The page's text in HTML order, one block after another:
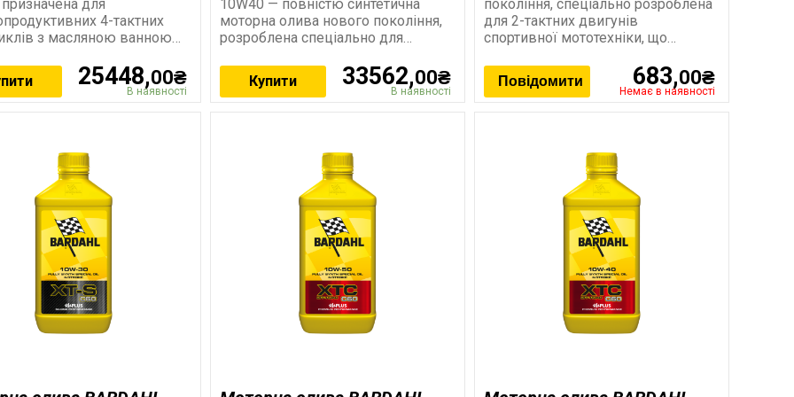
для
4-тактних
з масляною ванною
стандарту API
25448,00₴
В наявності
10W40 — повністю синтетична
моторна олива нового покоління,
розроблена спеціально для
33562,00₴
В наявності
Купити
покоління, спеціально розроблена
для 2-тактних двигунів
спортивної мототехніки, що
ендуро та
683,00₴
Немає в наявності
Повідомити